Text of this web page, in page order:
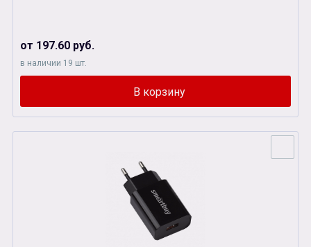
от 197.60 руб.
в наличии 19 шт.